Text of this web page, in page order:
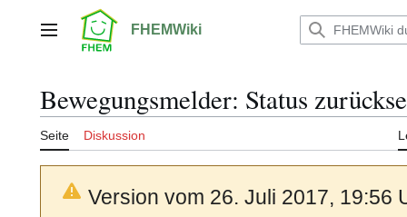
springenHauptmenü FHEMWiki
Bewegungsmelder: Status
Seite Diskussion
Version vom 26. Juli 2017, 19:56